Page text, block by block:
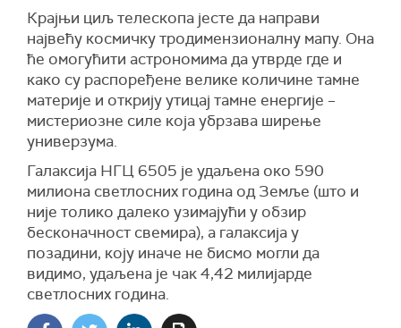
Крајњи циљ телескопа јесте да направи
највећу космичку тродимензионалну мапу. Она
ће омогућити астрономима да утврде где и
како су распоређене велике количине тамне
материје и открију утицај тамне енергије –
мистериозне силе која убрзава ширење
универзума.
Галаксија НГЦ 6505 је удаљена око 590
милиона светлосних година од Земље (што и
није толико далеко узимајући у обзир
бесконачност свемира), а галаксија у
позадини, коју иначе не бисмо могли да
видимо, удаљена је чак 4,42 милијарде
светлосних година.